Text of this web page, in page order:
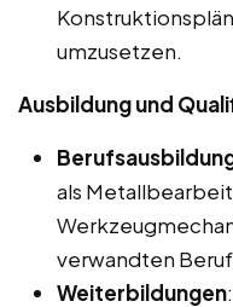
umzusetzen.
Ausbildung und
als
verwandten
Weiterbildungen